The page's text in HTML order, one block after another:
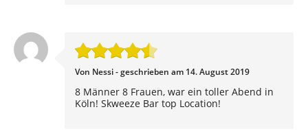
Von Nessi - geschrieben am 14. August 2019
8 Männer 8 Frauen, war ein toller Abend in
Köln! Skweeze Bar top Location!